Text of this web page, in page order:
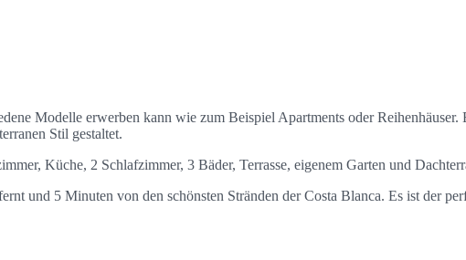
Modelle erwerben kann wie zum Beispiel Apartments oder
Stil gestaltet.
Küche, 2 Schlafzimmer, 3 Bäder, Terrasse, eigenem Garten und
und 5 Minuten von den schönsten Stränden der Costa Blanca. Es ist der